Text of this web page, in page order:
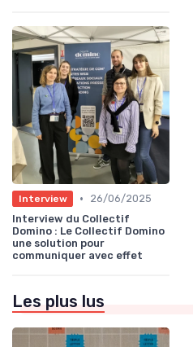
Interview •
26/06/2025
Interview du Collectif
Domino : Le Collectif Domino
une solution pour
communiquer avec effet
Les plus lus